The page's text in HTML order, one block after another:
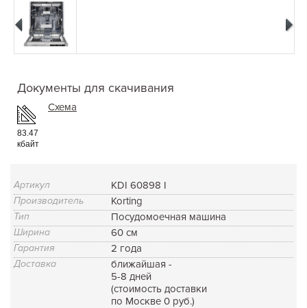
Документы для скачивания
83.47
кбайт
Схема
Артикул KDI 60898 I
Производитель Korting
Тип Посудомоечная машина
Ширина 60 см
Гарантия 2 года
Доставка
ближайшая -
5-8 дней
(стоимость доставки
по Москве 0 руб.)